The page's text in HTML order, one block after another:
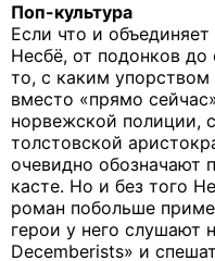
Поп-культура
Если что и
Несбё, от подонков
то, с каким упорством
вместо «прямо
норвежской полиции,
толстовской
очевидно обозначают
касте. Но и без того
роман побольше
герои у него слушают
Decemberists» и